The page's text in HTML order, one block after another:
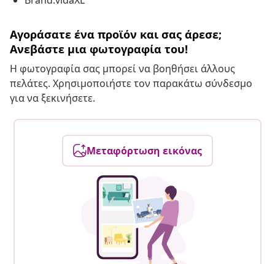
Αγοράσατε ένα προϊόν και σας άρεσε;
Ανεβάστε μια φωτογραφία του!
Η φωτογραφία σας μπορεί να βοηθήσει άλλους
πελάτες. Χρησιμοποιήστε τον παρακάτω σύνδεσμο
για να ξεκινήσετε.
Μεταφόρτωση εικόνας